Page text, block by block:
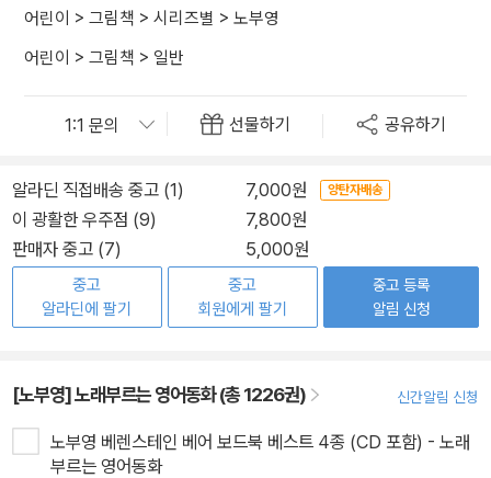
어린이 > 그림책 > 시리즈별 > 노부영
어린이 > 그림책 > 일반
선물하기 공유하기
알라딘 직접배송 중고 (1) 7,000원 양탄자배송
이 광활한 우주점 (9)
7,800원
판매자 중고 (7)
5,000원
중고
알라딘에 팔기
중고
회원에게 팔기
중고 등록
알림 신청
[노부영] 노래부르는 영어동화 (총 1226권) 신간알림 신청
노부영 베렌스테인 베어 보드북 베스트 4종 (CD 포함) - 노래
부르는 영어동화